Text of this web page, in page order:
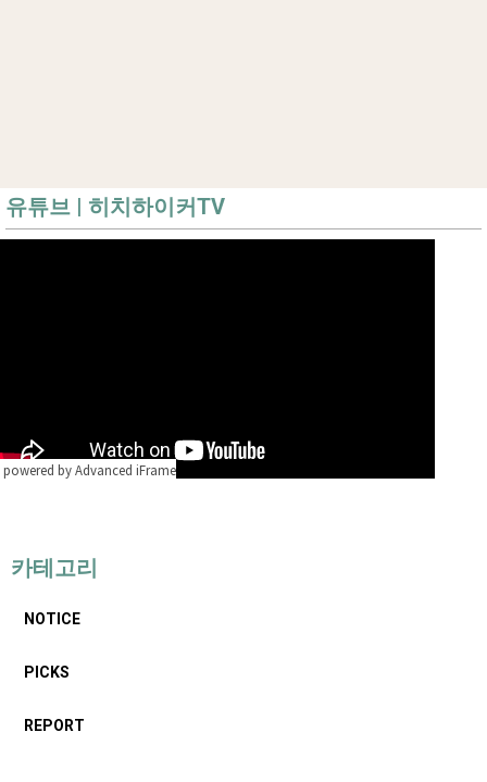
유튜브 | 히치하이커TV
powered by Advanced iFrame
카테고리
NOTICE
PICKS
REPORT